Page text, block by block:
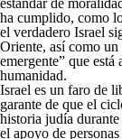
ha cumplido, como
el verdadero Israel
Oriente, así como un
emergente” que está
humanidad.
Israel es un faro de
garante de que el
historia judía
el apoyo de